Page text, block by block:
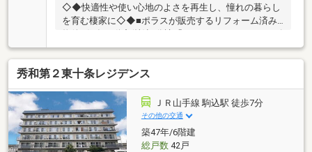
◇◆快適性や使い心地のよさを再生し、憧れの暮らし
を育む棲家に◇◆■ポラスが販売するリフォーム済み
■2018年築、9階部分の3方角部屋■同一フロアに隣接住
戸無しで叶う、高いプライバシー性■通勤・通学に便
利!2駅3路線利用可能・JR山手線・東京メトロ南北線
「駒込」駅/徒歩6分・JR京浜東北線「上中里」駅/徒
歩11分■2026年3月リフォーム完了！・設備交換(一
部)、クロス貼替(全室)、室内クリーニング等■周辺環
境・滝野川小学校/徒歩3分(200m)・霜降り銀座商店街/
徒歩2分(140m)■ポラスのアフターサービス付き
秀和第２東十条レジデンス
ＪＲ山手線 駒込駅 徒歩7分
その他の交通
築47年/6階建
総戸数42戸